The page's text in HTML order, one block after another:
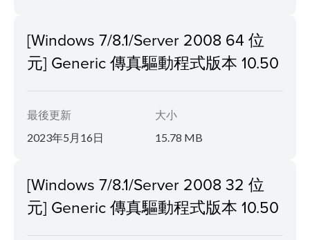
[Windows 7/8.1/Server 2008 64 位
元] Generic 傳真驅動程式版本 10.50
最後更新
2023年5月16日
大小
15.78 MB
[Windows 7/8.1/Server 2008 32 位
元] Generic 傳真驅動程式版本 10.50